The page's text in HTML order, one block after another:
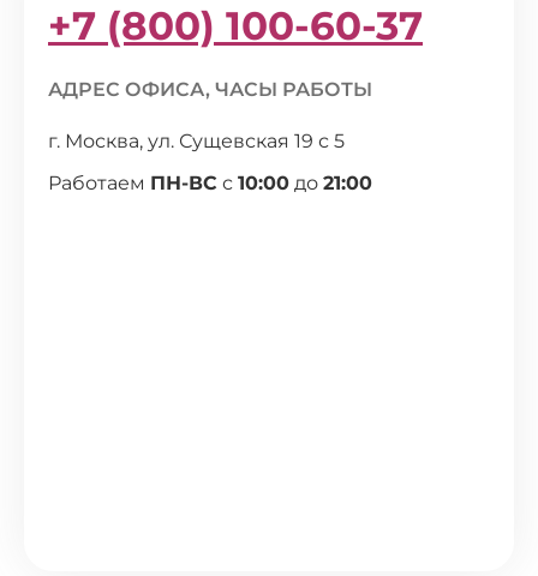
+7 (800) 100-60-37
АДРЕС ОФИСА, ЧАСЫ РАБОТЫ
г. Москва, ул. Сущевская 19 с 5
Работаем ПН-ВС с 10:00 до 21:00